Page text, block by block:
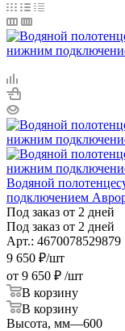
Водяной
подключением
Под заказ от 2 дней
Под заказ от 2 дней
Арт.: 4670078529879
9 650 ₽/шт
от 9 650 ₽ /шт
В корзину
В корзину
Высота, мм—600